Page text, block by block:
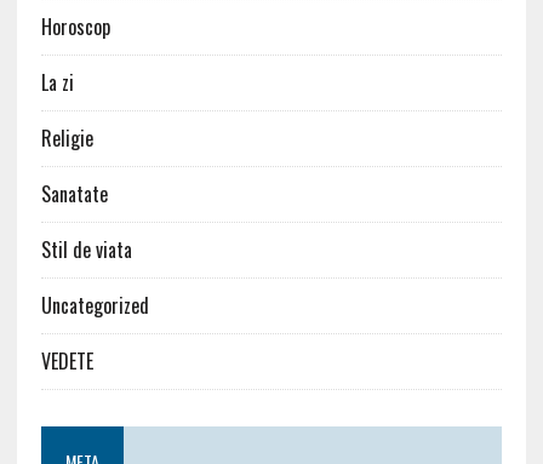
Horoscop
La zi
Religie
Sanatate
Stil de viata
Uncategorized
VEDETE